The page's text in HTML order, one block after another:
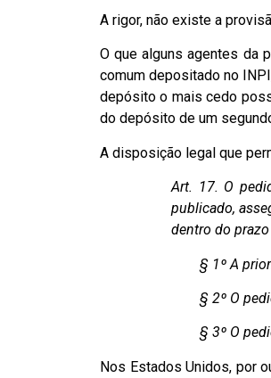
A rigor, não existe a
O que alguns agentes da
comum depositado no
depósito o mais cedo
do depósito de um
A disposição legal que
Art. 17. O
publicado,
dentro do
§ 1º A
§ 2º O
§ 3º O
Nos Estados Unidos, por